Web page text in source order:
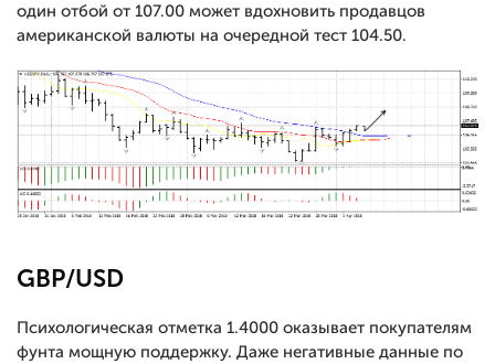
один отбой от 107.00 может вдохновить продавцов
американской валюты на очередной тест 104.50.
GBP/USD
Психологическая отметка 1.4000 оказывает покупателям
фунта мощную поддержку. Даже негативные данные по